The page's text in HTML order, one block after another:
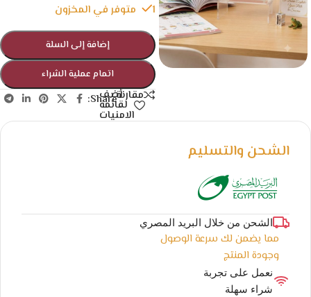
1 متوفر في المخزون
إضافة إلى السلة
اتمام عملية الشراء
مقارنةأضف
لقائمة
الامنيات
Share:
الشحن والتسليم
الشحن من خلال البريد المصري
مما يضمن لك سرعة الوصول
وجودة المنتج
نعمل على تجربة
شراء سهلة